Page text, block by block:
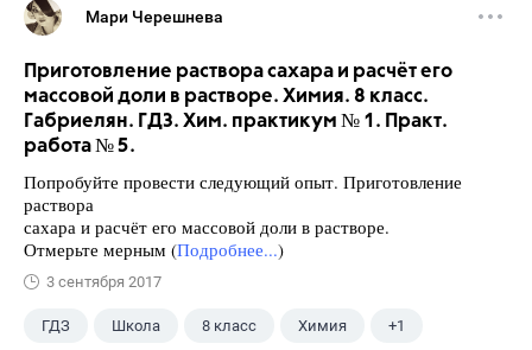
Мари Черешнева
Приготовление раствора сахара и расчёт его
массовой доли в растворе. Химия. 8 класс.
Габриелян. ГДЗ. Хим. практикум № 1. Практ.
работа № 5.
Попробуйте провести следующий опыт. Приготовление
раствора
сахара и расчёт его массовой доли в растворе.
Отмерьте мерным (Подробнее...)
3 сентября 2017
ГДЗ Школа 8 класс Химия +1